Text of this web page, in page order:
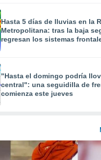
Hasta 5 días de lluvias en la
Metropolitana: tras la baja
regresan los sistemas
"Hasta el domingo podría
central": una seguidilla de
comienza este jueves